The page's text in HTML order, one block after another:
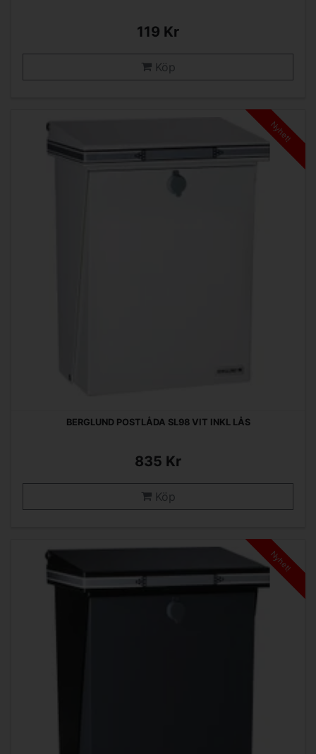
119 Kr
Köp
Nyhet!
BERGLUND POSTLÅDA SL98 VIT INKL LÅS
835 Kr
Köp
Nyhet!